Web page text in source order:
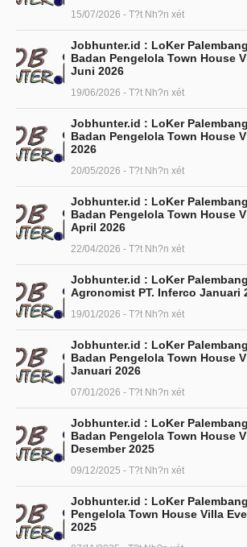
15/07/2026 - T?t Nh?n xét
Jobhunter.id : LoKer
Badan Pengelola Town House
Juni 2026
19/06/2026 - T?t Nh?n xét
Jobhunter.id : LoKer
Badan Pengelola Town House
2026
20/05/2026 - T?t Nh?n xét
Jobhunter.id : LoKer
Badan Pengelola Town House
April 2026
22/04/2026 - T?t Nh?n xét
Jobhunter.id : LoKer
Agronomist PT. Inferco Januari
19/01/2026 - T?t Nh?n xét
Jobhunter.id : LoKer
Badan Pengelola Town House
Januari 2026
07/01/2026 - T?t Nh?n xét
Jobhunter.id : LoKer
Badan Pengelola Town House
Desember 2025
09/12/2025 - T?t Nh?n xét
Jobhunter.id : LoKer
Pengelola Town House Villa
2025